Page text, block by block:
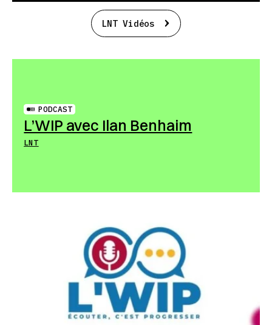
LNT Vidéos
PODCAST
L’WIP avec Ilan Benhaim
LNT